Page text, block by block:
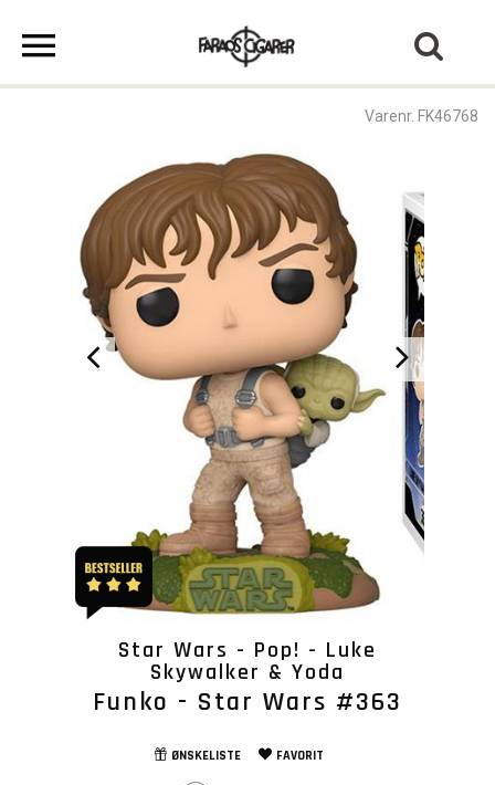
Varenr. FK46768
Star Wars - Pop! - Luke
Skywalker & Yoda
Funko - Star Wars #363
ØNSKELISTE FAVORIT